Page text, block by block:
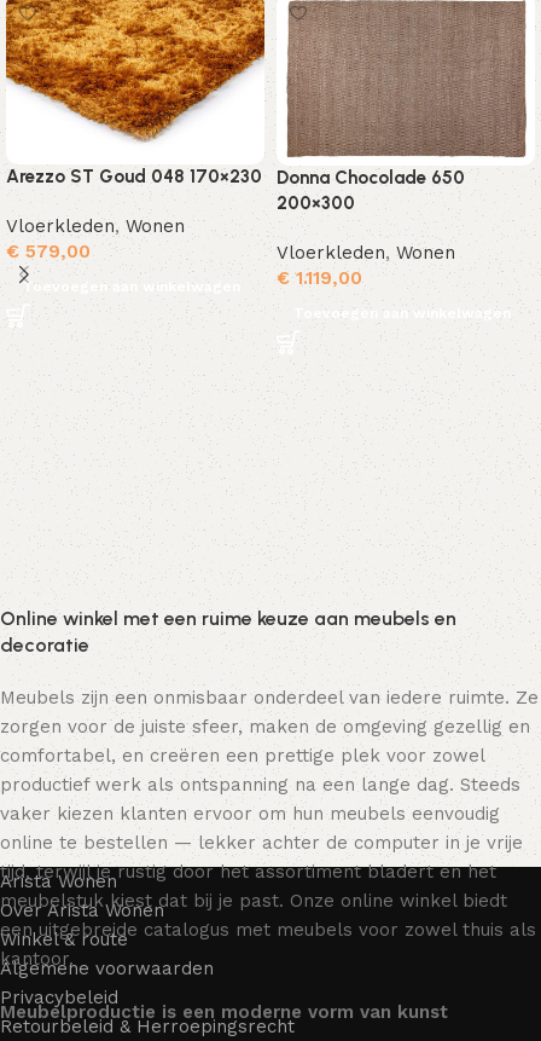
Arezzo ST Goud 048 170×230
Vloerkleden,Wonen
€ 579,00
Toevoegen aan winkelwagen
Donna Chocolade 650
200×300
Vloerkleden, Wonen
€1.119,00
Toevoegen aan winkelwagen
Online winkel met een ruime keuze aan meubels en
decoratie
Meubels zijn een onmisbaar onderdeel van iedere ruimte. Ze
zorgen voor de juiste sfeer, maken de omgeving gezellig en
comfortabel, en creëren een prettige plek voor zowel
productief werk als ontspanning na een lange dag. Steeds
vaker kiezen klanten ervoor om hun meubels eenvoudig
online te bestellen — lekker achter de computer in je vrije
tijd, terwijl je rustig door het assortiment bladert en het
meubelstuk kiest dat bij je past. Onze online winkel biedt
een uitgebreide catalogus met meubels voor zowel thuis als
kantoor.
Meubelproductie is een moderne vorm van kunst
Arista Wonen
Over Arista Wonen
Winkel & route
Algemene voorwaarden
Privacybeleid
Retourbeleid & Herroepingsrecht